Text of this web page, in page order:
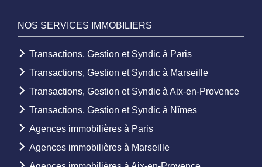
NOS SERVICES IMMOBILIERS
Transactions, Gestion et Syndic à Paris
Transactions, Gestion et Syndic à Marseille
Transactions, Gestion et Syndic à Aix-en-Provence
Transactions, Gestion et Syndic à Nîmes
Agences immobilières à Paris
Agences immobilières à Marseille